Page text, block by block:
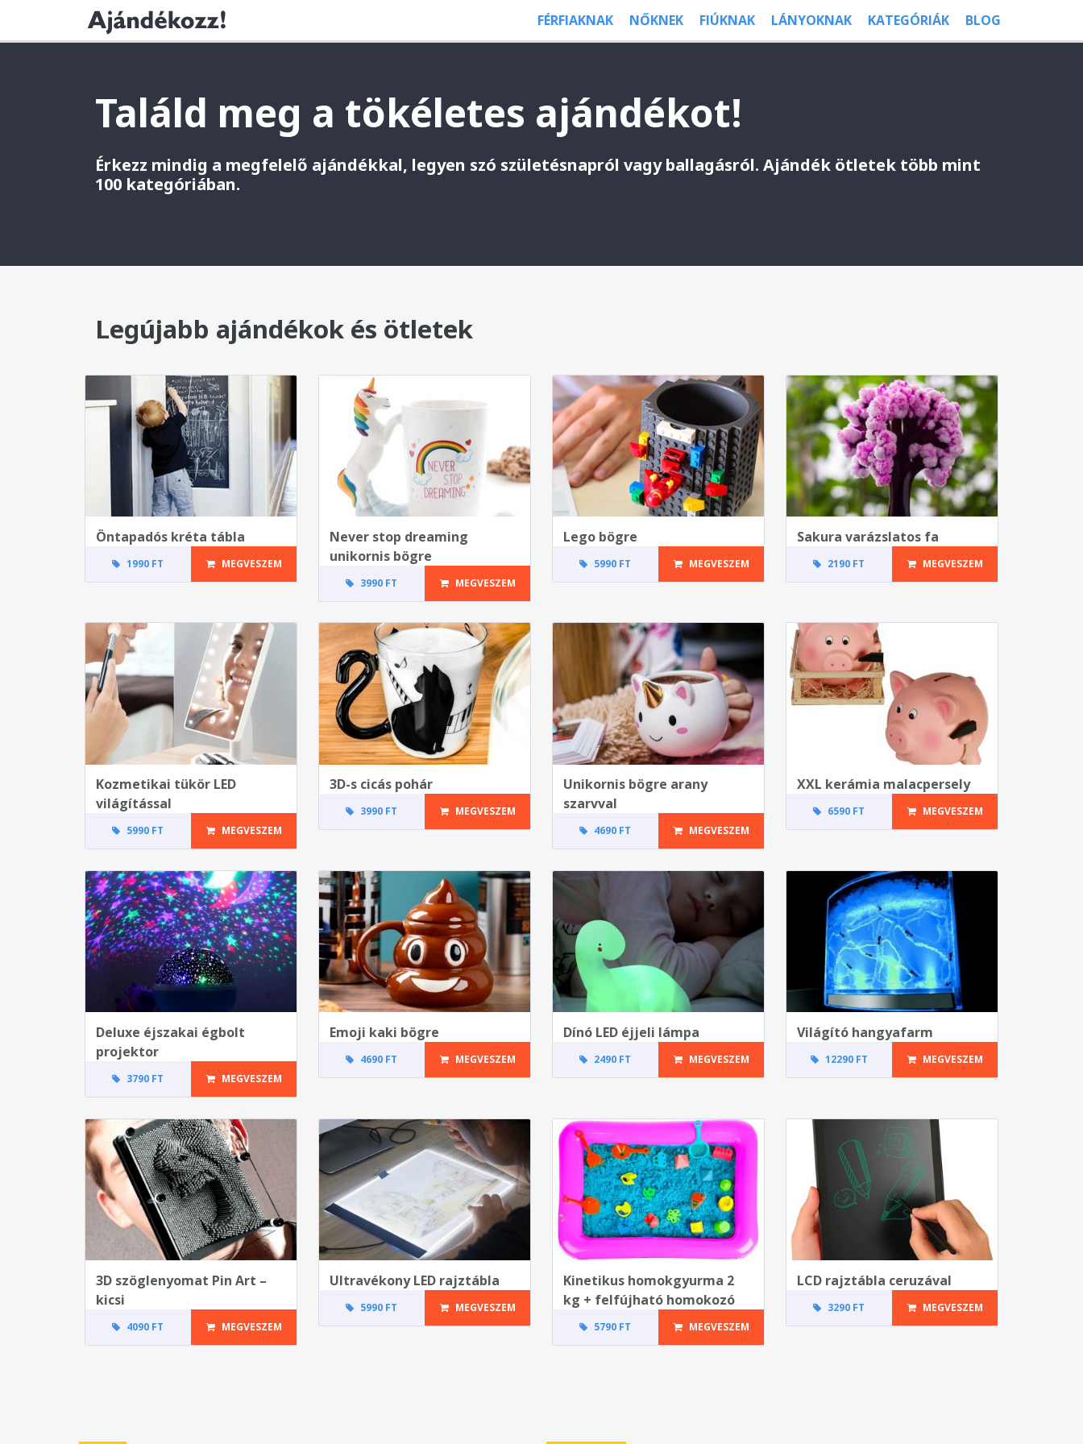
FÉRFIAKNAK NŐKNEK FIÚKNAK LÁNYOKNAK KATEGÓRIÁK BLOG
Találd meg a tökéletes ajándékot!
Érkezz mindig a megfelelő ajándékkal, legyen szó születésnapról vagy ballagásról. Ajándék ötletek több mint
100 kategóriában.
Legújabb ajándékok és ötletek
Öntapadós kréta tábla
1990 FT MEGVESZEM
Never stop dreaming
unikornis bögre
3990 FT MEGVESZEM
Lego bögre
5990 FT MEGVESZEM
Sakura varázslatos fa
2190 FT MEGVESZEM
Kozmetikai tükör LED
világítással
5990 FT MEGVESZEM
3D-s cicás pohár
3990 FT MEGVESZEM
Unikornis bögre arany
szarvval
4690 FT MEGVESZEM
XXL kerámia malacpersely
6590 FT MEGVESZEM
Deluxe éjszakai égbolt
projektor
3790 FT MEGVESZEM
Emoji kaki bögre
4690 FT MEGVESZEM
Dínó LED éjjeli lámpa
2490 FT MEGVESZEM
Világító hangyafarm
12290 FT MEGVESZEM
3D szöglenyomat Pin Art –
kicsi
4090 FT MEGVESZEM
Ultravékony LED rajztábla
5990 FT MEGVESZEM
Kinetikus homokgyurma 2
kg + felfújható homokozó
5790 FT MEGVESZEM
LCD rajztábla ceruzával
3290 FT MEGVESZEM